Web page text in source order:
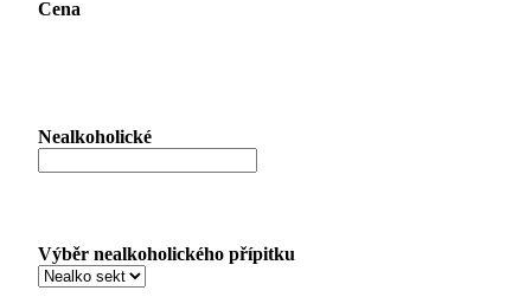
Cena
Nealkoholické
Výběr nealkoholického přípitku